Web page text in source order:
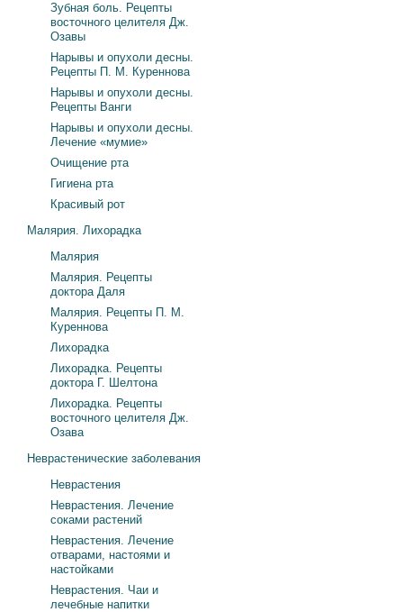
Зубная боль. Рецепты
восточного целителя Дж.
Озавы
Нарывы и опухоли десны.
Рецепты П. М. Куреннова
Нарывы и опухоли десны.
Рецепты Ванги
Нарывы и опухоли десны.
Лечение «мумие»
Очищение рта
Гигиена рта
Красивый рот
Малярия. Лихорадка
Малярия
Малярия. Рецепты
доктора Даля
Малярия. Рецепты П. М.
Куреннова
Лихорадка
Лихорадка. Рецепты
доктора Г. Шелтона
Лихорадка. Рецепты
восточного целителя Дж.
Озава
Неврастенические заболевания
Неврастения
Неврастения. Лечение
соками растений
Неврастения. Лечение
отварами, настоями и
настойками
Неврастения. Чаи и
лечебные напитки